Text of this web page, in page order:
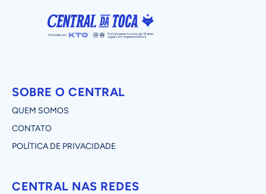
SOBRE O CENTRAL
QUEM SOMOS
CONTATO
POLÍTICA DE PRIVACIDADE
CENTRAL NAS REDES